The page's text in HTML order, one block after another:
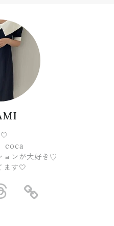
coca
ョンが大好き♡
ます🤍
https://